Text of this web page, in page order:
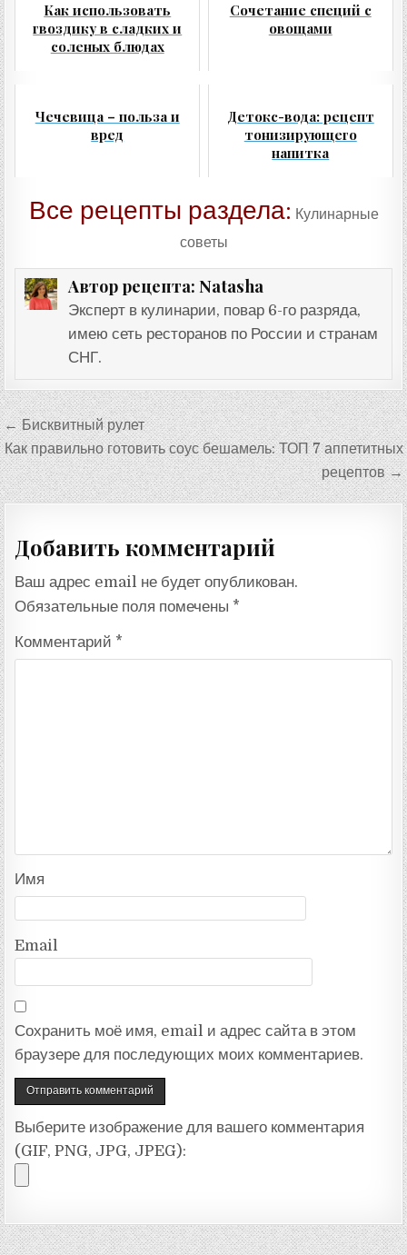
Как использовать
гвоздику в сладких и
соленых блюдах
Сочетание специй с
овощами
Чечевица – польза и
вред
Детокс-вода: рецепт
тонизирующего
напитка
Все рецепты раздела: Кулинарные
советы
Автор рецепта: Natasha
Эксперт в кулинарии, повар 6-го разряда,
имею сеть ресторанов по России и странам
СНГ.
Навигация
по
записям
← Бисквитный рулет
Как правильно готовить соус бешамель: ТОП 7 аппетитных
рецептов →
Добавить комментарий
Ваш адрес email не будет опубликован.
Обязательные поля помечены *
Комментарий *
Имя
Email
Сохранить моё имя, email и адрес сайта в этом
браузере для последующих моих комментариев.
Выберите изображение для вашего комментария
(GIF, PNG, JPG, JPEG):